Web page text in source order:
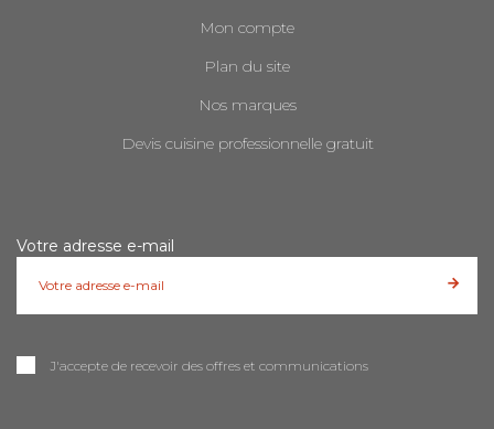
Mon compte
Plan du site
Nos marques
Devis cuisine professionnelle gratuit
Votre adresse e-mail
J'accepte de recevoir des offres et communications